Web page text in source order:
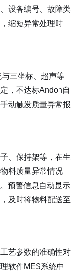
设备编号、故障类
缩短异常处理时
三坐标、超声等
，不达标Andon自
动触发质量异常报
、保持架等，在生
料质量异常情况
预警信息自动显示
及时将物料配送至
艺参数的准确性对
软件MES系统中